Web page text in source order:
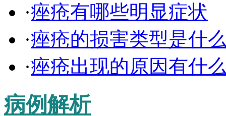
·痤疮有哪些明显症状
·痤疮的损害类型是什
·痤疮出现的原因有什
病例解析